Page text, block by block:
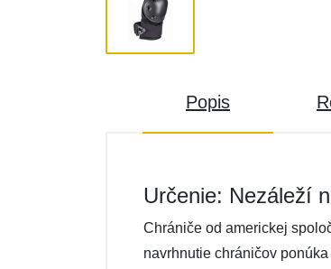
Popis
Určenie: Nezáleží
Chrániče od americkej
navrhnutie chráničov